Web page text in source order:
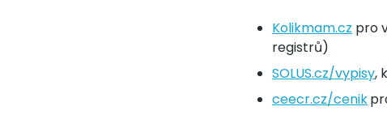
Kolikmam.cz pro
registrů)
SOLUS.cz/vypisy,
ceecr.cz/cenik